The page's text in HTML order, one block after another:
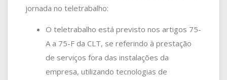
jornada no teletrabalho:
O teletrabalho está previsto nos artigos 75-
A a 75-F da CLT, se referindo à prestação
de serviços fora das instalações da
empresa, utilizando tecnologias de